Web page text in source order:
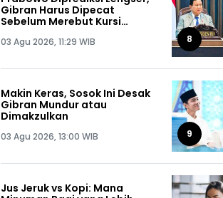
Gibran Harus Dipecat
Sebelum Merebut Kursi
03 Agu 2026, 11:29 WIB 8
Makin Keras, Sosok Ini Desak
Gibran Mundur atau
Dimakzulkan
03 Agu 2026, 13:00 WIB 9
Jus Jeruk vs Kopi: Mana